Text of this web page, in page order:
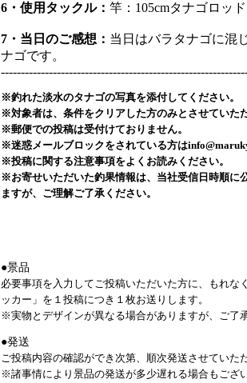
6・使用タックル： 竿：105cmタナゴロッ
7・当日のご感想： 当日はバラタナゴに混
ナゴです。
※釣れた淡水のタナゴの写真を添付してください。
※対象者は、条件をクリアした方のみとさせていた
※郵便での投稿は受付けておりません。
※迷惑メールブロックをされている方は
※投稿に関する注意事項をよくお読みください。
※お寄せいただいた釣果情報は、当社受信日時順に
ますが、ご理解ご了承ください。
●景品
必要事項を入力してご投稿いただいた方に、もれな
ッカー」を１投稿につき１枚お送りします。
※実物とデザインが異なる場合がありますが、ご了
●発送
ご投稿内容の確認ができ次第、順次発送させていた
※諸事情により景品の発送が多少遅れる場合もござ